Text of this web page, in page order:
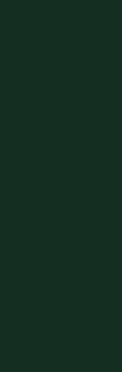
gr
gr
gr
gr
gr
gr
gr